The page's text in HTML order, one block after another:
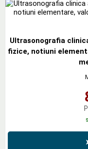
Ultrasonografia
fizice, notiuni